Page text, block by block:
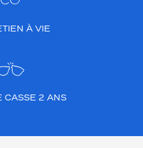
À VIE
CASSE 2 ANS